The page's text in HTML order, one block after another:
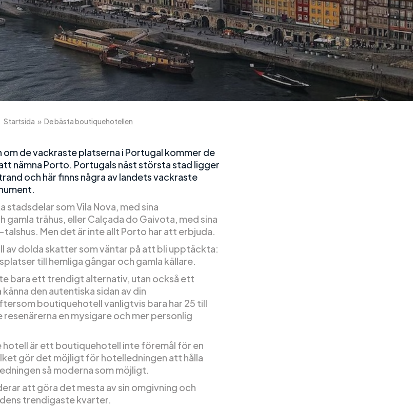
Startsida » De bästa boutiquehotellen
om de vackraste platserna i Portugal kommer de
nämna Porto. Portugals näst största stad ligger
och här finns några av landets vackraste
stadsdelar som Vila Nova, med sina
gamla trähus, eller Calçada do Gaivota, med sina
Men det är inte allt Porto har att erbjuda.
av dolda skatter som väntar på att bli upptäckta:
till hemliga gångar och gamla källare.
bara ett trendigt alternativ, utan också ett
den autentiska sidan av din
boutiquehotell vanligtvis bara har 25 till
resenärerna en mysigare och mer personlig
är ett boutiquehotell inte föremål för en
gör det möjligt för hotelledningen att hålla
så moderna som möjligt.
att göra det mesta av sin omgivning och
trendigaste kvarter.